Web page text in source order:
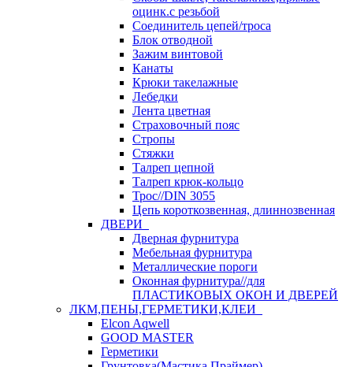
оцинк.с резьбой
Соединитель цепей/троса
Блок отводной
Зажим винтовой
Канаты
Крюки такелажные
Лебедки
Лента цветная
Страховочный пояс
Стропы
Стяжки
Талреп цепной
Талреп крюк-кольцо
Трос//DIN 3055
Цепь короткозвенная, длиннозвенная
ДВЕРИ
Дверная фурнитура
Мебельная фурнитура
Металлические пороги
Оконная фурнитура//для
ПЛАСТИКОВЫХ ОКОН И ДВЕРЕЙ
ЛКМ,ПЕНЫ,ГЕРМЕТИКИ,КЛЕИ
Elcon Aqwell
GOOD MASTER
Герметики